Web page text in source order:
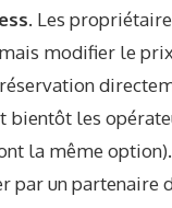
Les
modifier le
bientôt les
la même
par un partenaire